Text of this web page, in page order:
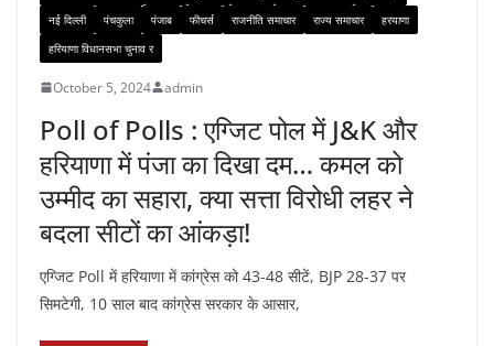
नई दिल्ली
पंचकुला पंजाब फीचर्स राजनीति समाचार राज्य समाचार
हरयाणा
हरियाणा विधानसभा चुनाव र
October 5, 2024 admin
Poll of Polls : एग्जिट पोल में J&K और
हरियाणा में पंजा का दिखा दम… कमल को
उम्मीद का सहारा, क्या सत्ता विरोधी लहर ने
बदला सीटों का आंकड़ा!
एग्जिट Poll में हरियाणा में कांग्रेस को 43-48 सीटें, BJP 28-37 पर
सिमटेगी, 10 साल बाद कांग्रेस सरकार के आसार,